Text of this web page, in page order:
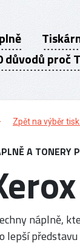
důvodů proč
Zpět na výběr
A TONERY
náplně,
lepší